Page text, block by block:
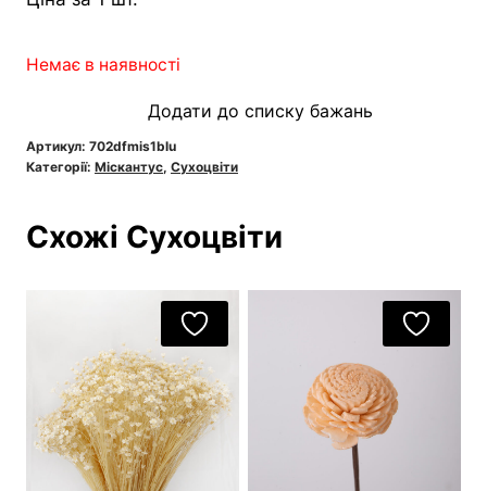
Немає в наявності
Додати до списку бажань
Артикул: 702dfmis1blu
Категорії: Міскантус, Сухоцвіти
Схожі Сухоцвіти